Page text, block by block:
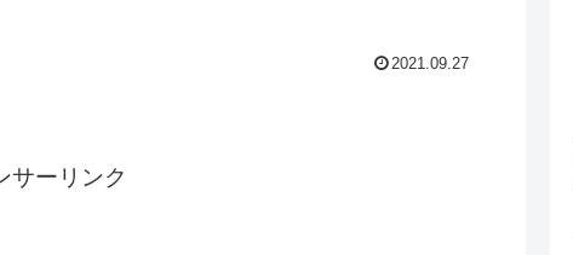
2021.09.27
サーリンク